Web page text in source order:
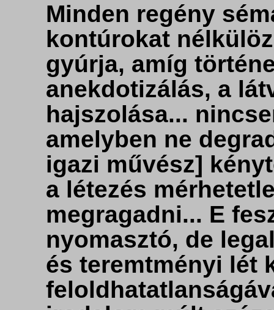
Minden regény
kontúrokat
gyúrja, amíg
anekdotizálás, a
hajszolása...
amelyben ne
igazi művész]
a létezés
megragadni... E
nyomasztó, de
és teremtményi lét